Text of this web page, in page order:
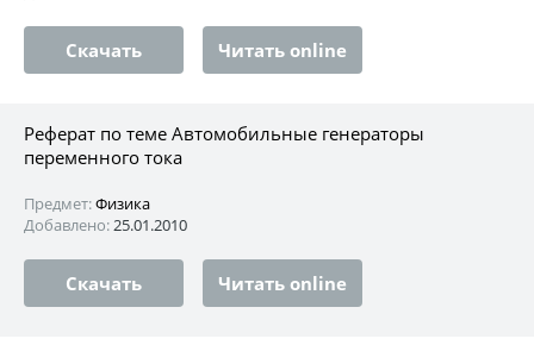
Скачать Читать online
Реферат по теме Автомобильные генераторы
переменного тока
Предмет:Физика
Добавлено:25.01.2010
Скачать Читать online